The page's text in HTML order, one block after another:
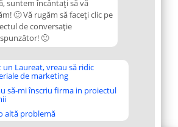
suntem încântați să vă
🙂 Vă rugăm să faceți clic pe
de conversație
🙂
un Laureat, vreau să ridic
de marketing
să-mi înscriu firma in proiectul
altă problemă